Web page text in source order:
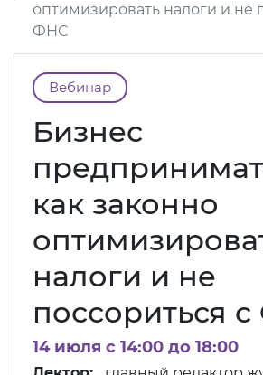
оптимизировать налоги и не
ФНС
Вебинар
Бизнес
как законно
налоги и не
поссориться
14 июля c 14:00 до 18:00